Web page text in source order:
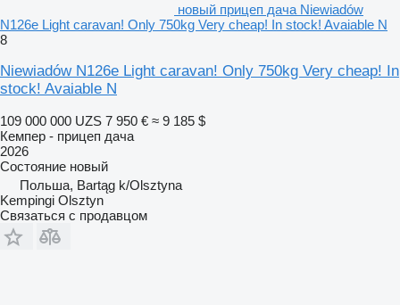
новый прицеп дача Niewiadów
N126e Light caravan! Only 750kg Very cheap! In stock! Avaiable N
8
Niewiadów N126e Light caravan! Only 750kg Very cheap! In
stock! Avaiable N
109 000 000 UZS 7 950 € ≈ 9 185 $
Кемпер - прицеп дача
2026
Состояние новый
Польша, Bartąg k/Olsztyna
Kempingi Olsztyn
Связаться с продавцом